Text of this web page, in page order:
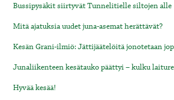
Bussipysäkit siirtyvät Tunnelitielle siltojen alle
Mitä ajatuksia uudet juna-asemat herättävät?
Kesän Grani-ilmiö: Jättijäätelöitä jonotetaan
Junaliikenteen kesätauko päättyi – kulku
Hyvää kesää!